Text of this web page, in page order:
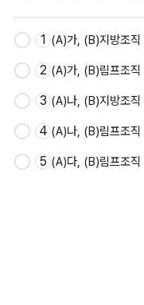
1 (A)가, (B)지방조직
2 (A)가, (B)림프조직
3 (A)나, (B)지방조직
4 (A)나, (B)림프조직
5 (A)다, (B)림프조직